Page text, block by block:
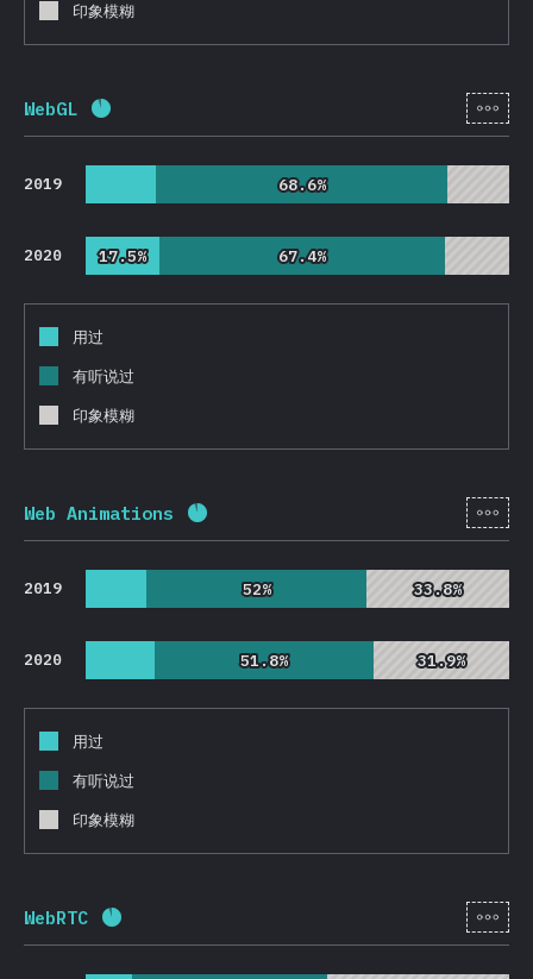
印象模糊
WebGL 完成率: [zh-
2019 68.6%
68.6%
2020 17.5%
17.5% 67.4%
67.4%
用过
有听说过
印象模糊
Web Animations 完成率: [zh-
2019 52%
52% 33.8%
33.8%
2020 51.8%
51.8% 31.9%
31.9%
用过
有听说过
印象模糊
WebRTC 完成率: [zh-